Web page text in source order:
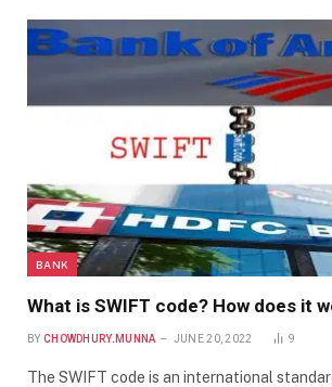
BANK
What is SWIFT code? How does it
BY CHOWDHURY.MUNNA JUNE 20, 2022 9
The SWIFT code is an international